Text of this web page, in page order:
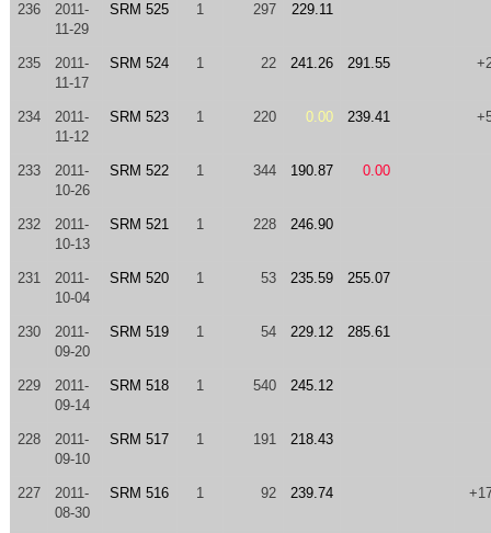
236
2011-
11-29
SRM 525 1 297 229.11
235
2011-
11-17
SRM 524 1 22 241.26 291.55
234
2011-
11-12
SRM 523 1 220 0.00 239.41
233
2011-
10-26
SRM 522 1 344 190.87 0.00
232
2011-
10-13
SRM 521 1 228 246.90
231
2011-
10-04
SRM 520 1 53 235.59 255.07
230
2011-
09-20
SRM 519 1 54 229.12 285.61
229
2011-
09-14
SRM 518 1 540 245.12
228
2011-
09-10
SRM 517 1 191 218.43
227
2011-
08-30
SRM 516 1 92 239.74